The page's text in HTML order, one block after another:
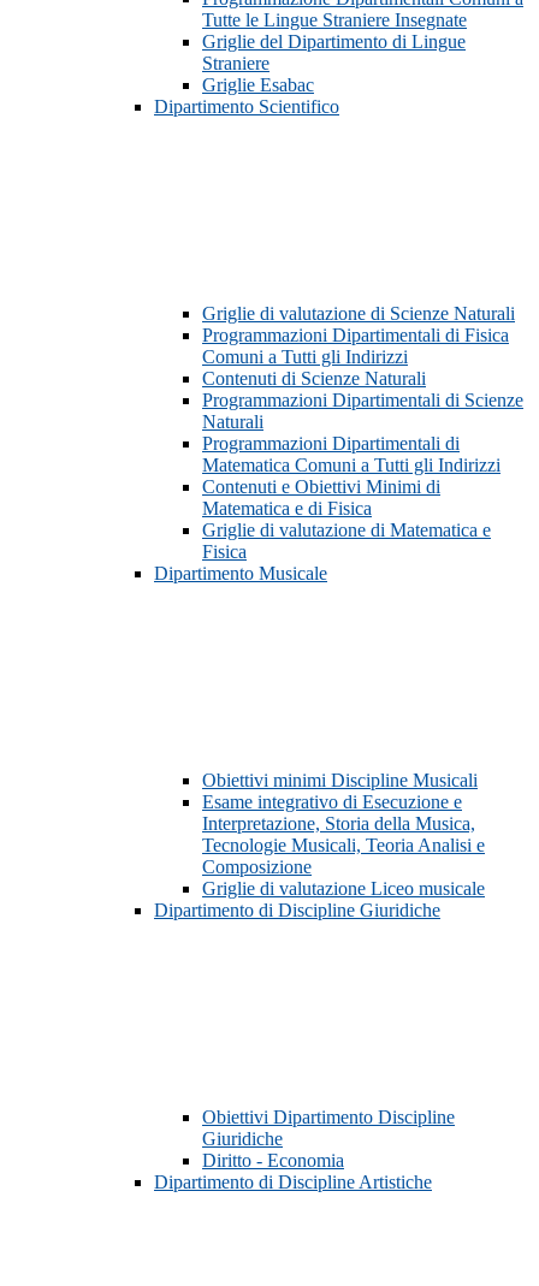
Tutte le Lingue Straniere Insegnate
Griglie del Dipartimento di Lingue
Straniere
Griglie Esabac
Dipartimento Scientifico
Griglie di valutazione di Scienze Naturali
Programmazioni Dipartimentali di Fisica
Comuni a Tutti gli Indirizzi
Contenuti di Scienze Naturali
Programmazioni Dipartimentali di Scienze
Naturali
Programmazioni Dipartimentali di
Matematica Comuni a Tutti gli Indirizzi
Contenuti e Obiettivi Minimi di
Matematica e di Fisica
Griglie di valutazione di Matematica e
Fisica
Dipartimento Musicale
Obiettivi minimi Discipline Musicali
Esame integrativo di Esecuzione e
Interpretazione, Storia della Musica,
Tecnologie Musicali, Teoria Analisi e
Composizione
Griglie di valutazione Liceo musicale
Dipartimento di Discipline Giuridiche
Obiettivi Dipartimento Discipline
Giuridiche
Diritto - Economia
Dipartimento di Discipline Artistiche